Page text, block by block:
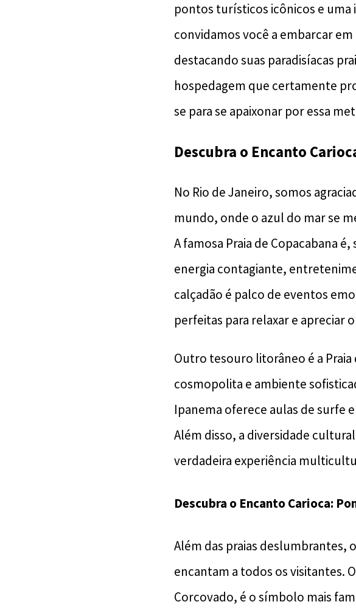
pontos turísticos icônicos e
convidamos você a embarcar
destacando suas paradisíacas
hospedagem que certamente
se para se apaixonar por essa
Descubra o Encanto
No Rio de Janeiro, somos
mundo, onde o azul do mar se
A famosa Praia de Copacabana
energia contagiante,
calçadão é palco de eventos
perfeitas para relaxar e apreciar
Outro tesouro litorâneo é a
cosmopolita e ambiente
Ipanema oferece aulas de surfe
Além disso, a diversidade
verdadeira experiência
Descubra o Encanto Carioca:
Além das praias deslumbrantes,
encantam a todos os visitantes.
Corcovado, é o símbolo mais